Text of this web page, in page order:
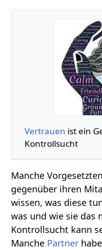
Vertrauen ist ein
Kontrollsucht
Manche
gegenüber ihren
wissen, was diese
was und wie sie das
Kontrollsucht kann
Manche Partner